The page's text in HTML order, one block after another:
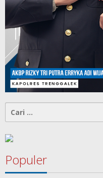
untuk:
Populer